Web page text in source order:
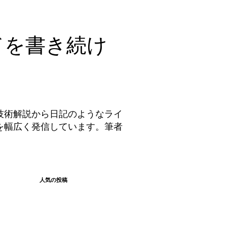
書き続け
解説から日記のようなライ
広く発信しています。筆者
人気の投稿